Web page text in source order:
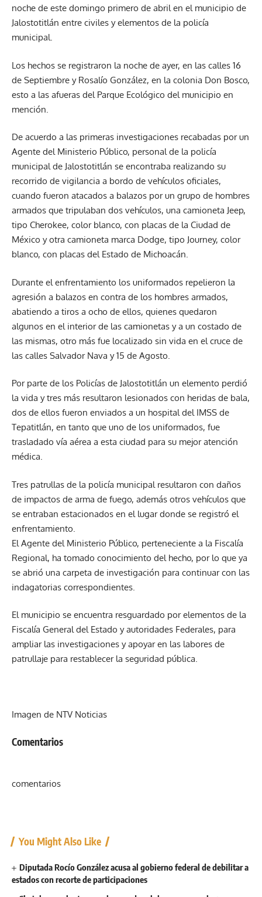
noche de este domingo primero de abril en el municipio de
Jalostotitlán entre civiles y elementos de la policía
municipal.
Los hechos se registraron la noche de ayer, en las calles 16
de Septiembre y Rosalío González, en la colonia Don Bosco,
esto a las afueras del Parque Ecológico del municipio en
mención.
De acuerdo a las primeras investigaciones recabadas por un
Agente del Ministerio Público, personal de la policía
municipal de Jalostotitlán se encontraba realizando su
recorrido de vigilancia a bordo de vehículos oficiales,
cuando fueron atacados a balazos por un grupo de hombres
armados que tripulaban dos vehículos, una camioneta Jeep,
tipo Cherokee, color blanco, con placas de la Ciudad de
México y otra camioneta marca Dodge, tipo Journey, color
blanco, con placas del Estado de Michoacán.
Durante el enfrentamiento los uniformados repelieron la
agresión a balazos en contra de los hombres armados,
abatiendo a tiros a ocho de ellos, quienes quedaron
algunos en el interior de las camionetas y a un costado de
las mismas, otro más fue localizado sin vida en el cruce de
las calles Salvador Nava y 15 de Agosto.
Por parte de los Policías de Jalostotitlán un elemento perdió
la vida y tres más resultaron lesionados con heridas de bala,
dos de ellos fueron enviados a un hospital del IMSS de
Tepatitlán, en tanto que uno de los uniformados, fue
trasladado vía aérea a esta ciudad para su mejor atención
médica.
Tres patrullas de la policía municipal resultaron con daños
de impactos de arma de fuego, además otros vehículos que
se entraban estacionados en el lugar donde se registró el
enfrentamiento.
El Agente del Ministerio Público, perteneciente a la Fiscalía
Regional, ha tomado conocimiento del hecho, por lo que ya
se abrió una carpeta de investigación para continuar con las
indagatorias correspondientes.
El municipio se encuentra resguardado por elementos de la
Fiscalía General del Estado y autoridades Federales, para
ampliar las investigaciones y apoyar en las labores de
patrullaje para restablecer la seguridad pública.
Imagen de NTV Noticias
Comentarios
comentarios
You Might Also Like
Diputada Rocío González acusa al gobierno federal de debilitar a
estados con recorte de participaciones